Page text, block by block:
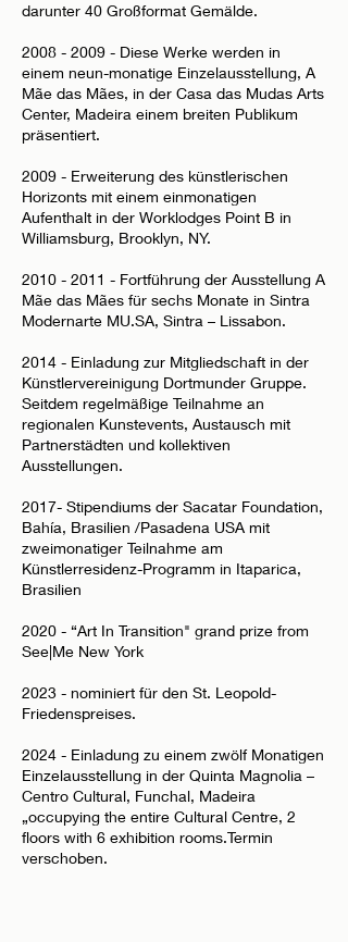
darunter 40 Großformat Gemälde.
2008 - 2009 - Diese Werke werden in
einem neun-monatige Einzelausstellung, A
Mãe das Mães, in der Casa das Mudas Arts
Center, Madeira einem breiten Publikum
präsentiert.
2009 - Erweiterung des künstlerischen
Horizonts mit einem einmonatigen
Aufenthalt in der Worklodges Point B in
Williamsburg, Brooklyn, NY.
2010 - 2011 - Fortführung der Ausstellung A
Mãe das Mães für sechs Monate in Sintra
Modernarte MU.SA, Sintra – Lissabon.
2014 - Einladung zur Mitgliedschaft in der
Künstlervereinigung Dortmunder Gruppe.
Seitdem regelmäßige Teilnahme an
regionalen Kunstevents, Austausch mit
Partnerstädten und kollektiven
Ausstellungen.
2017- Stipendiums der Sacatar Foundation,
Bahía, Brasilien /Pasadena USA mit
zweimonatiger Teilnahme am
Künstlerresidenz-Programm in Itaparica,
Brasilien
2020 - “Art In Transition" grand prize from
See|Me New York
2023 - nominiert für den St. Leopold­-
Friedenspreises.
2024 - Einladung zu einem zwölf Monatigen
Einzelausstellung in der Quinta Magnolia –
Centro Cultural, Funchal, Madeira
„occupying the entire Cultural Centre, 2
floors with 6 exhibition rooms.Termin
verschoben.